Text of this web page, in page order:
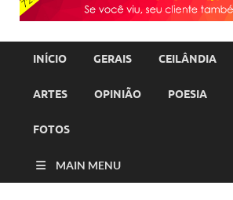
INÍCIO GERAIS CEILÂNDIA
ARTES OPINIÃO POESIA
FOTOS
MAIN MENU